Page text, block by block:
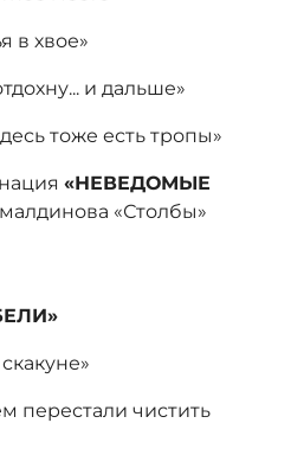
в хвое»
и дальше»
тоже есть тропы»
«НЕВЕДОМЫЕ
«Столбы»
перестали чистить